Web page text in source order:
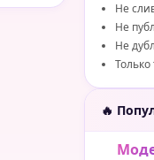
Не
Не
Не
🔥